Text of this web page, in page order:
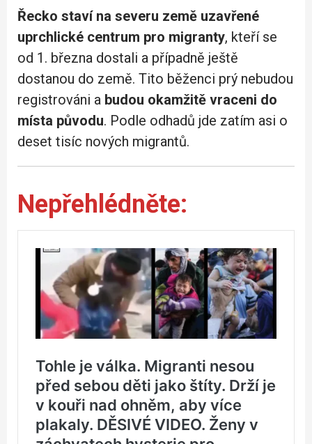
Řecko staví na severu země uzavřené
uprchlické centrum pro migranty, kteří se
od 1. března dostali a případně ještě
dostanou do země. Tito běženci prý nebudou
registrováni a budou okamžitě vraceni do
místa původu. Podle odhadů jde zatím asi o
deset tisíc nových migrantů.
Nepřehlédněte: